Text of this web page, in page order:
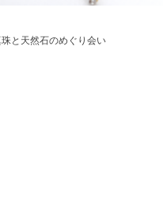
と天然石のめぐり会い